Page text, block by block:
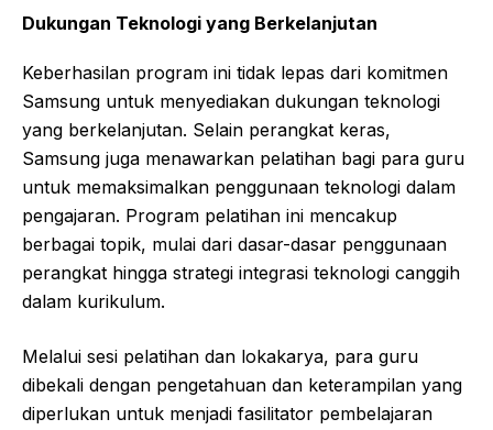
Dukungan Teknologi yang Berkelanjutan
Keberhasilan program ini tidak lepas dari komitmen
Samsung untuk menyediakan dukungan teknologi
yang berkelanjutan. Selain perangkat keras,
Samsung juga menawarkan pelatihan bagi para guru
untuk memaksimalkan penggunaan teknologi dalam
pengajaran. Program pelatihan ini mencakup
berbagai topik, mulai dari dasar-dasar penggunaan
perangkat hingga strategi integrasi teknologi canggih
dalam kurikulum.
Melalui sesi pelatihan dan lokakarya, para guru
dibekali dengan pengetahuan dan keterampilan yang
diperlukan untuk menjadi fasilitator pembelajaran